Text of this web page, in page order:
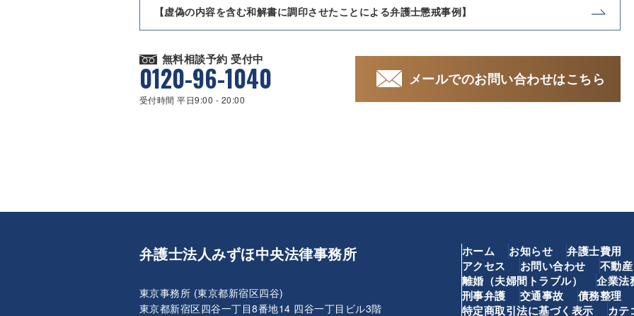
【虚偽の内容を含む和解書に調印させたことによる弁護士懲戒事例】
無料相談予約 受付中
0120-96-1040
受付時間 平日9:00 - 20:00
メールでのお問い合わせはこちら
弁護士法人みずほ中央法律事務所
東京事務所 (東京都新宿区四谷)
東京都新宿区四谷一丁目8番地14 四谷一丁目ビル3階
ホーム お知らせ
弁護士費用
アクセス
お問い合わせ
不動産
離婚（夫婦間トラブル）
企業法
刑事弁護
交通事故
債務整理
特定商取引法に基づく表示
カテ